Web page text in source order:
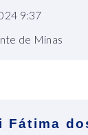
9:37
de Minas
Fátima